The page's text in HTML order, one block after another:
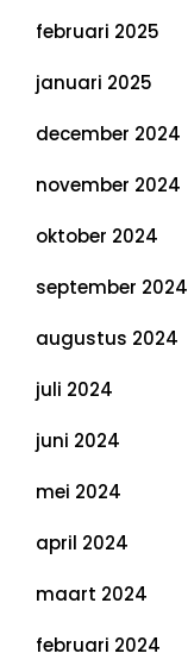
februari 2025
januari 2025
december 2024
november 2024
oktober 2024
september 2024
augustus 2024
juli 2024
juni 2024
mei 2024
april 2024
maart 2024
februari 2024